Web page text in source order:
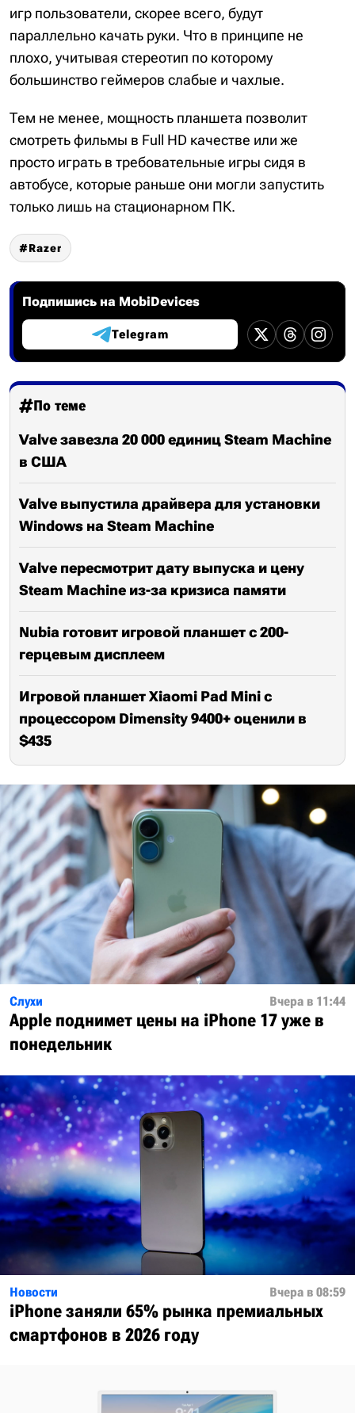
игр пользователи, скорее всего, будут
параллельно качать руки. Что в принципе не
плохо, учитывая стереотип по которому
большинство геймеров слабые и чахлые.
Тем не менее, мощность планшета позволит
смотреть фильмы в Full HD качестве или же
просто играть в требовательные игры сидя в
автобусе, которые раньше они могли запустить
только лишь на стационарном ПК.
Razer
Подпишись на MobiDevices
Telegram
По теме
Valve завезла 20 000 единиц Steam Machine
в США
Valve выпустила драйвера для установки
Windows на Steam Machine
Valve пересмотрит дату выпуска и цену
Steam Machine из-за кризиса памяти
Nubia готовит игровой планшет с 200-
герцевым дисплеем
Игровой планшет Xiaomi Pad Mini с
процессором Dimensity 9400+ оценили в
$435
Слухи Вчера в 11:44
Apple поднимет цены на iPhone 17 уже в
понедельник
Новости Вчера в 08:59
iPhone заняли 65% рынка премиальных
смартфонов в 2026 году